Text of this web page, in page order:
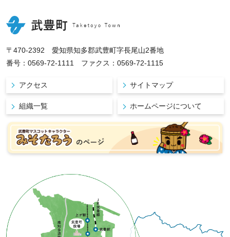
〒470-2392 愛知県知多郡武豊町字長尾山2番地
番号：0569-72-1111 ファクス：0569-72-1115
アクセス サイトマップ
組織一覧 ホームページについて